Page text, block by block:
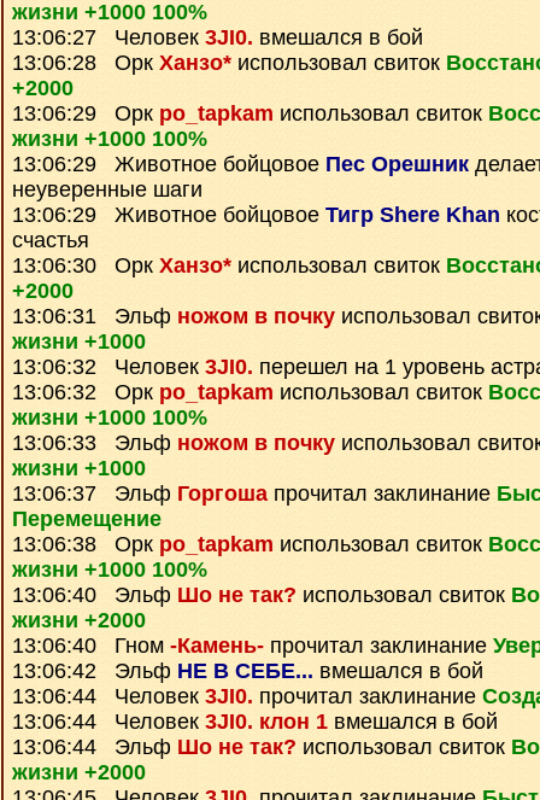
жизни +1000 100%
13:06:27 Человек 3JI0. вмешался в бой
13:06:28 Орк Ханзо* использовал свиток
+2000
13:06:29 Орк po_tapkam использовал свиток
жизни +1000 100%
13:06:29 Животное бойцовое Пес Орешник
неуверенные шаги
13:06:29 Животное бойцовое Тигр Shere Khan
счастья
13:06:30 Орк Ханзо* использовал свиток
+2000
13:06:31 Эльф ножом в почку использовал
жизни +1000
13:06:32 Человек 3JI0. перешел на 1 уровень
13:06:32 Орк po_tapkam использовал свиток
жизни +1000 100%
13:06:33 Эльф ножом в почку использовал
жизни +1000
13:06:37 Эльф Горгошапрочитал заклинание
Перемещение
13:06:38 Орк po_tapkam использовал свиток
жизни +1000 100%
13:06:40 Эльф Шо не так? использовал свиток
жизни +2000
13:06:40 Гном -Камень- прочитал заклинание
13:06:42 Эльф НЕ В СЕБЕ... вмешался в бой
13:06:44 Человек 3JI0. прочитал заклинание
13:06:44 Человек 3JI0. клон 1 вмешался в бой
13:06:44 Эльф Шо не так? использовал свиток
жизни +2000